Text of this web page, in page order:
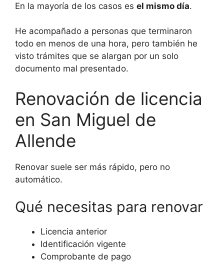
En la mayoría de los casos es el mismo día.
He acompañado a personas que terminaron
todo en menos de una hora, pero también he
visto trámites que se alargan por un solo
documento mal presentado.
Renovación de licencia
en San Miguel de
Allende
Renovar suele ser más rápido, pero no
automático.
Qué necesitas para renovar
Licencia anterior
Identificación vigente
Comprobante de pago